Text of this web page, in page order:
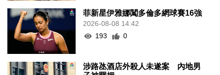
菲新星伊雅娜闖多倫多網球賽16強
2026-08-08 14:42
193
0
涉路氹酒店外殺人未遂案 內地男